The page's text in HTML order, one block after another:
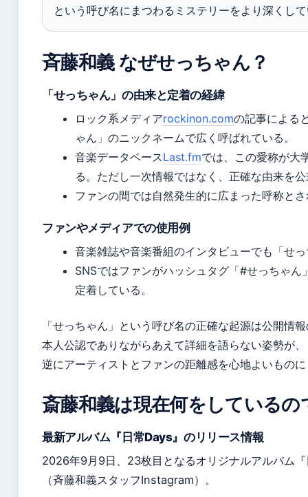
という呼び名にまつわるミステリーをより深くし
斉藤和義 なぜせっちゃん？
「せっちゃん」の由来と定着の経緯
ロック系メディアrockinon.comの記事による
ゃん」のニックネームで広く呼ばれている。
音楽データベースLast.fmでは、この愛称が大
る。ただし一次情報ではなく、正確な由来を
ファンの間では自然発生的に広まった呼称と
ファンやメディアでの使用例
音楽雑誌や音楽番組のインタビューでも「せ
SNSではファンがハッシュタグ「#せっちゃ
定着している。
「せっちゃん」という呼び名の正確な起源は公開情
本人公認でありながらあえて詳細を語らない姿勢が、
逆にアーティストとファンの距離感を心地よいもの
斎藤和義は現在何をしている
最新アルバム『日常Days』のリリース情報
2026年9月9日、23枚目となるオリジナルアルバム
（斉藤和義スタッフInstagram）。